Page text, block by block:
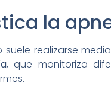
la
realizarse
, que monitoriza